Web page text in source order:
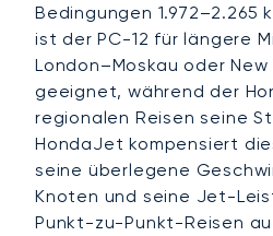
Bedingungen 1.972–2.265
ist der PC-12 für längere
London–Moskau oder New
geeignet, während der
regionalen Reisen seine
HondaJet kompensiert
seine überlegene
Knoten und seine Jet-
Punkt-zu-Punkt-Reisen